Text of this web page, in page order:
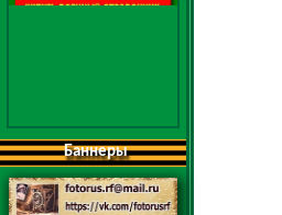
Баннеры